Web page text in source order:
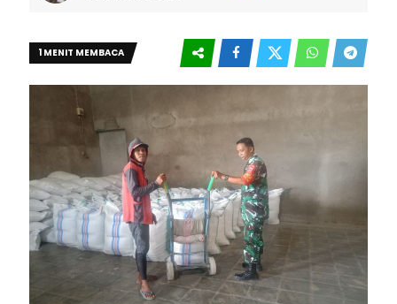
1 MENIT MEMBACA